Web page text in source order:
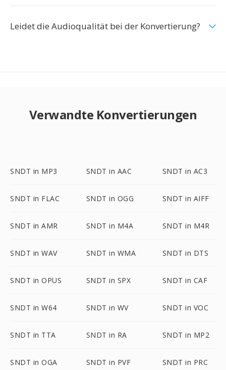
Leidet die Audioqualität bei der Konvertierung?
Verwandte Konvertierungen
SNDT in MP3 SNDT in AAC SNDT in AC3
SNDT in FLAC SNDT in OGG SNDT in AIFF
SNDT in AMR SNDT in M4A SNDT in M4R
SNDT in WAV SNDT in WMA SNDT in DTS
SNDT in OPUS SNDT in SPX SNDT in CAF
SNDT in W64 SNDT in WV SNDT in VOC
SNDT in TTA SNDT in RA SNDT in MP2
SNDT in OGA SNDT in PVF SNDT in PRC